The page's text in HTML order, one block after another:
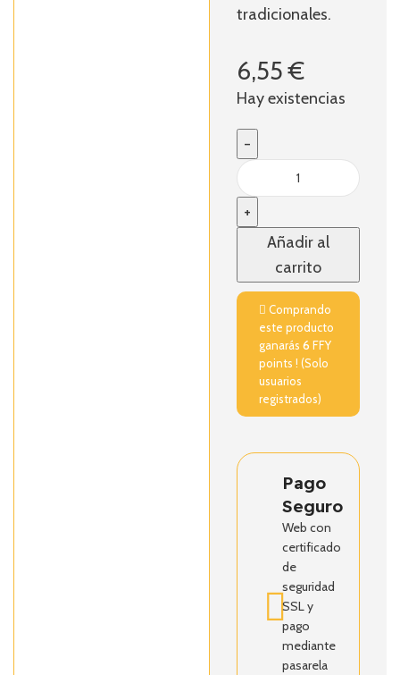
tradicionales.
6,55€
Hay existencias
Añadir al
carrito
Comprando
este producto
ganarás6 FFY
points ! (Solo
usuarios
registrados)
Pago
Seguro
Web con
certificado
de
seguridad
SSL y
pago
mediante
pasarela